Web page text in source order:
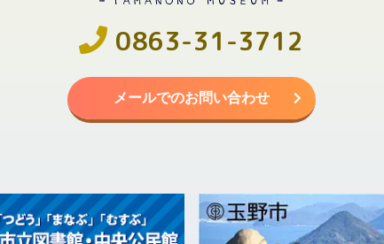
0863-31-3712
メールでのお問い合わせ